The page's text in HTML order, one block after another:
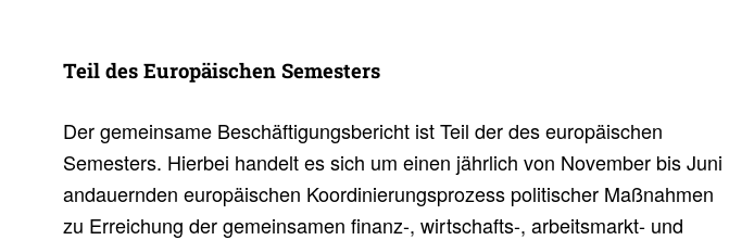
Teil des Euro­päi­schen Semes­ters
Der gemeinsame Beschäftigungsbericht ist Teil der des europäischen
Semesters. Hierbei handelt es sich um einen jährlich von November bis Juni
andauernden europäischen Koordinierungsprozess politischer Maßnahmen
zu Erreichung der gemeinsamen finanz-, wirtschafts-, arbeitsmarkt- und